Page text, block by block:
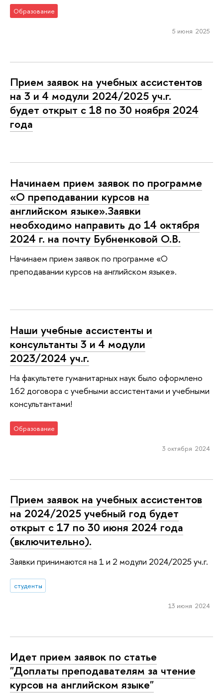
Образование
5 июня 2025
Прием заявок на учебных ассистентов
на 3 и 4 модули 2024/2025 уч.г.
будет открыт с 18 по 30 ноября 2024
года
Начинаем прием заявок по программе
«О преподавании курсов на
английском языке».Заявки
необходимо направить до 14 октября
2024 г. на почту Бубненковой О.В.
Начинаем прием заявок по программе «О
преподавании курсов на английском языке».
Наши учебные ассистенты и
консультанты 3 и 4 модули
2023/2024 уч.г.
На факультете гуманитарных наук было оформлено
162 договора с учебными ассистентами и учебными
консультантами!
Образование
3 октября 2024
Прием заявок на учебных ассистентов
на 2024/2025 учебный год будет
открыт с 17 по 30 июня 2024 года
(включительно).
Заявки принимаются на 1 и 2 модули 2024/2025 уч.г.
студенты
13 июня 2024
Идет прием заявок по статье
"Доплаты преподавателям за чтение
курсов на английском языке"